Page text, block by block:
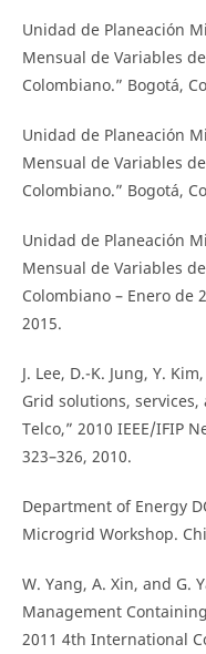
Unidad de Planeación
Mensual de Variables
Colombiano.” Bogotá,
Unidad de Planeación
Mensual de Variables
Colombiano.” Bogotá,
Unidad de Planeación
Mensual de Variables
Colombiano – Enero de
2015.
J. Lee, D.-K. Jung, Y.
Grid solutions,
Telco,” 2010 IEEE/IFIP
323–326, 2010.
Department of Energy
Microgrid Workshop.
W. Yang, A. Xin, and G.
Management
2011 4th International